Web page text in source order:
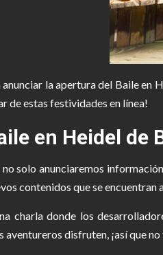
la apertura del Baile
de estas festividades en línea!
en Heidel de
solo anunciaremos
contenidos que se
charla donde los
aventureros disfruten, ¡así que